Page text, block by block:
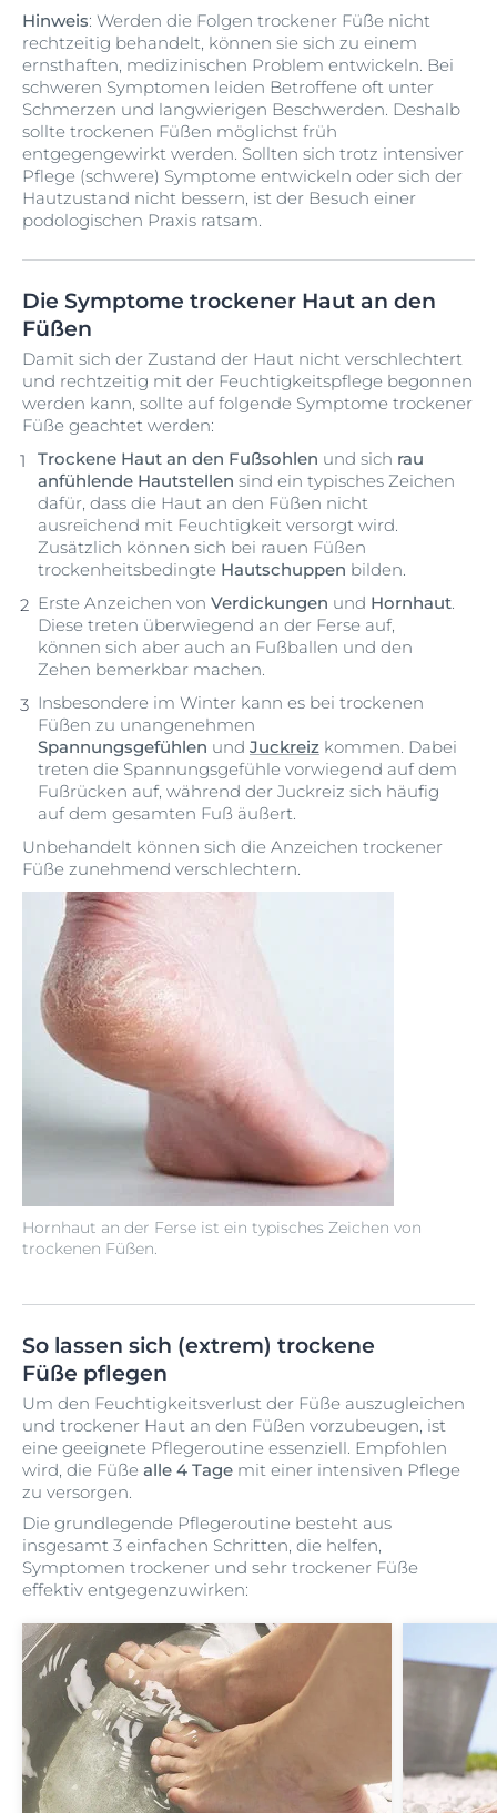
Hinweis: Werden die Folgen trockener Füße nicht
rechtzeitig behandelt, können sie sich zu einem
ernsthaften, medizinischen Problem entwickeln. Bei
schweren Symptomen leiden Betroffene oft unter
Schmerzen und langwierigen Beschwerden. Deshalb
sollte trockenen Füßen möglichst früh
entgegengewirkt werden. Sollten sich trotz intensiver
Pflege (schwere) Symptome entwickeln oder sich der
Hautzustand nicht bessern, ist der Besuch einer
podologischen Praxis ratsam.
Die Symptome trockener Haut an den
Füßen
Hornhaut an der Ferse ist ein typisches Zeichen von
trockenen Füßen.
Damit sich der Zustand der Haut nicht verschlechtert
und rechtzeitig mit der Feuchtigkeitspflege begonnen
werden kann, sollte auf folgende Symptome trockener
Füße geachtet werden:
Trockene Haut an den Fußsohlen und sich rau
anfühlende Hautstellen sind ein typisches Zeichen
dafür, dass die Haut an den Füßen nicht
ausreichend mit Feuchtigkeit versorgt wird.
Zusätzlich können sich bei rauen Füßen
trockenheitsbedingte Hautschuppen bilden.
Erste Anzeichen von Verdickungen und Hornhaut.
Diese treten überwiegend an der Ferse auf,
können sich aber auch an Fußballen und den
Zehen bemerkbar machen.
Insbesondere im Winter kann es bei trockenen
Füßen zu unangenehmen
Spannungsgefühlen und Juckreiz kommen. Dabei
treten die Spannungsgefühle vorwiegend auf dem
Fußrücken auf, während der Juckreiz sich häufig
auf dem gesamten Fuß äußert.
Unbehandelt können sich die Anzeichen trockener
Füße zunehmend verschlechtern.
So lassen sich (extrem) trockene
Füße pflegen
Um den Feuchtigkeitsverlust der Füße auszugleichen
und trockener Haut an den Füßen vorzubeugen, ist
eine geeignete Pflegeroutine essenziell. Empfohlen
wird, die Füße alle 4 Tage mit einer intensiven Pflege
zu versorgen.
Die grundlegende Pflegeroutine besteht aus
insgesamt 3 einfachen Schritten, die helfen,
Symptomen trockener und sehr trockener Füße
effektiv entgegenzuwirken: